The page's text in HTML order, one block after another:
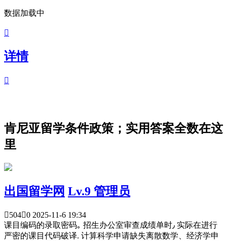
数据加载中

详情

肯尼亚留学条件政策；实用答案全数在这
里
出国留学网 Lv.9 管理员
5040 2025-11-6 19:34
课目编码的录取密码｡ 招生办公室审查成绩单时٫ 实际在进行
严密的课目代码破译. 计算科学申请缺失离散数学、经济学申